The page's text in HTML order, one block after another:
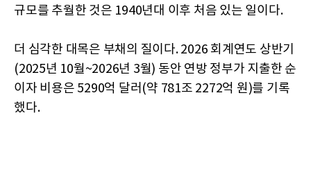
규모를 추월한 것은 1940년대 이후 처음 있는 일이다.
더 심각한 대목은 부채의 질이다. 2026 회계연도 상반기
(2025년 10월~2026년 3월) 동안 연방 정부가 지출한 순
이자 비용은 5290억 달러(약 781조 2272억 원)를 기록
했다.